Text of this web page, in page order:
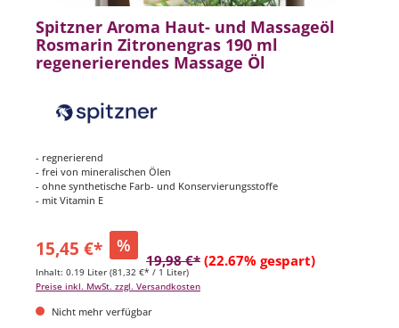
Spitzner Aroma Haut- und Massageöl
Rosmarin Zitronengras 190 ml
regenerierendes Massage Öl
- regnerierend
- frei von mineralischen Ölen
- ohne synthetische Farb- und Konservierungsstoffe
- mit Vitamin E
15,45 €* %
19,98 €* (22.67% gespart)
Inhalt: 0.19 Liter (81,32 €* / 1 Liter)
Preise inkl. MwSt. zzgl. Versandkosten
Nicht mehr verfügbar